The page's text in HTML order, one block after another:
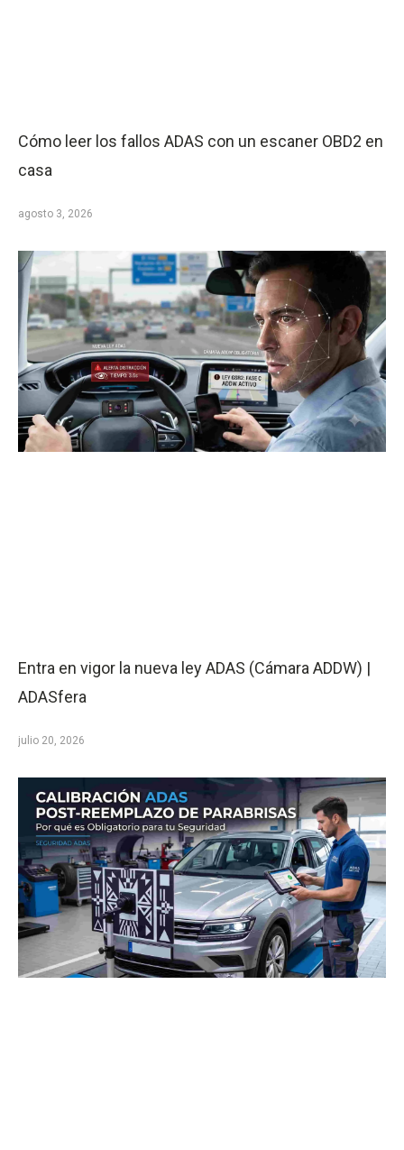
Cómo leer los fallos ADAS con un escaner OBD2 en
casa
agosto 3, 2026
Entra en vigor la nueva ley ADAS (Cámara ADDW) |
ADASfera
julio 20, 2026